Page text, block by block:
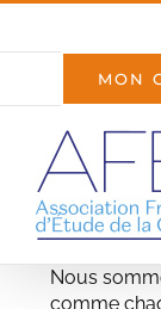
Passer
MON
Nous
comme